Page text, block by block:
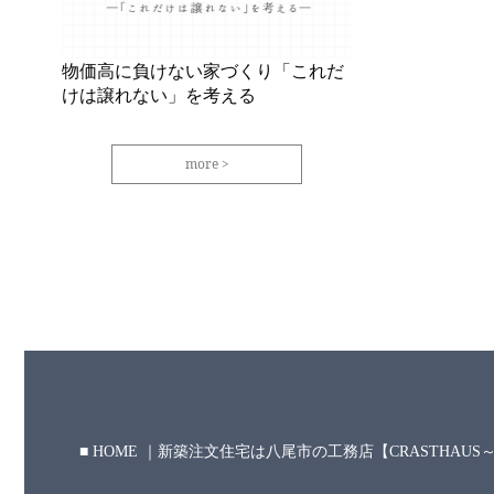
物価高に負けない家づくり「これだ
けは譲れない」を考える
more
HOME ｜新築注文住宅は八尾市の工務店【CRASTHAUS